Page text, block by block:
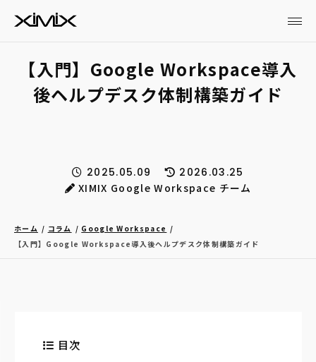
【入門】Google Workspace導入
後ヘルプデスク体制構築ガイド
2025.05.09
2026.03.25
XIMIX Google Workspace チーム
ホーム コラム
Google Workspace
【入門】Google Workspace導入後ヘルプデスク体制構築ガイド
目次